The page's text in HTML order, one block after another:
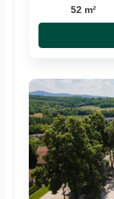
52 m²